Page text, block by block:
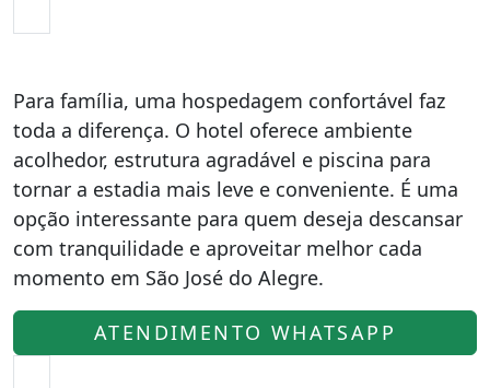
Para família, uma hospedagem confortável faz
toda a diferença. O hotel oferece ambiente
acolhedor, estrutura agradável e piscina para
tornar a estadia mais leve e conveniente. É uma
opção interessante para quem deseja descansar
com tranquilidade e aproveitar melhor cada
momento em São José do Alegre.
ATENDIMENTO WHATSAPP